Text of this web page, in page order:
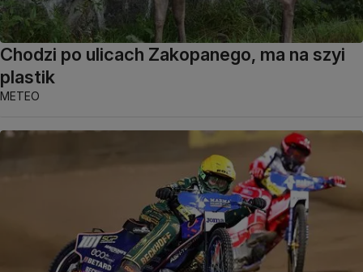
Chodzi po ulicach Zakopanego, ma na szyi
plastik
METEO